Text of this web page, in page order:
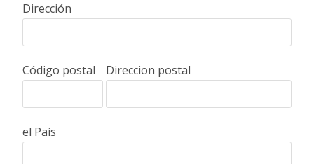
Dirección
Código postal Direccion postal
el País